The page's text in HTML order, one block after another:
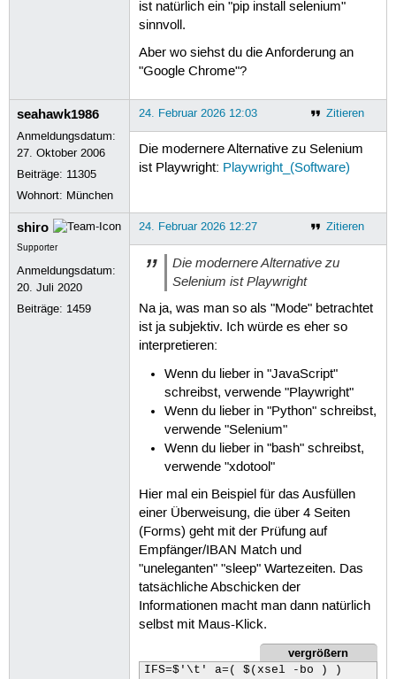
ist natürlich ein "pip install selenium"
sinnvoll.
Aber wo siehst du die Anforderung an
"Google Chrome"?
seahawk1986
Anmeldungsdatum:
27. Oktober 2006
Beiträge: 11305
Wohnort: München
Zitieren
24. Februar 2026 12:03
Die modernere Alternative zu Selenium
ist Playwright: Playwright_(Software)
shiro
Supporter
Anmeldungsdatum:
20. Juli 2020
Beiträge: 1459
Zitieren
24. Februar 2026 12:27
Die modernere Alternative zu
Selenium ist Playwright
Na ja, was man so als "Mode" betrachtet
ist ja subjektiv. Ich würde es eher so
interpretieren:
Wenn du lieber in "JavaScript"
schreibst, verwende "Playwright"
Wenn du lieber in "Python" schreibst,
verwende "Selenium"
Wenn du lieber in "bash" schreibst,
verwende "xdotool"
Hier mal ein Beispiel für das Ausfüllen
einer Überweisung, die über 4 Seiten
(Forms) geht mit der Prüfung auf
Empfänger/IBAN Match und
"uneleganten" "sleep" Wartezeiten. Das
tatsächliche Abschicken der
Informationen macht man dann natürlich
selbst mit Maus-Klick.
vergrößern
IFS=$'\t' a=( $(xsel -bo ) )